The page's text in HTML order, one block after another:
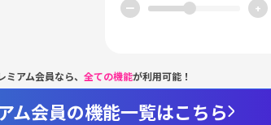
ー +
ミアム会員なら、 全ての機能が利用可能！
ム会員の機能一覧はこちら